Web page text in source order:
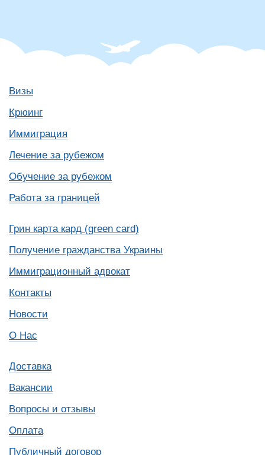
Визы
Крюинг
Иммиграция
Лечение за рубежом
Обучение за рубежом
Работа за границей
Грин карта кард (green card)
Получение гражданства Украины
Иммиграционный адвокат
Контакты
Новости
О Нас
Доставка
Вакансии
Вопросы и отзывы
Оплата
Публичный договор